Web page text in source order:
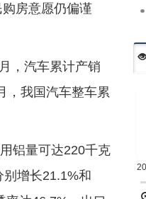
房意愿仍偏谨
，汽车累计产销
，我国汽车整车累
铝量可达220千克
增长21.1%和